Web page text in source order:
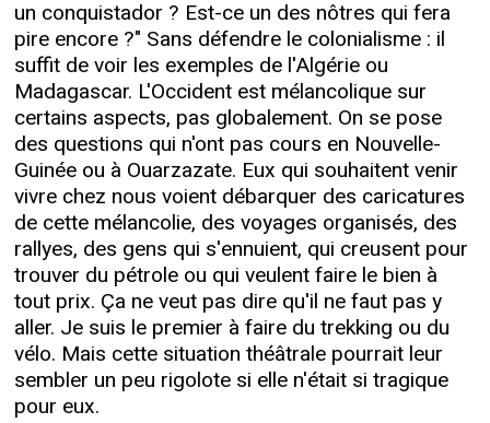
un conquistador ? Est-ce un des nôtres qui fera
pire encore ?" Sans défendre le colonialisme : il
suffit de voir les exemples de l'Algérie ou
Madagascar. L'Occident est mélancolique sur
certains aspects, pas globalement. On se pose
des questions qui n'ont pas cours en Nouvelle-
Guinée ou à Ouarzazate. Eux qui souhaitent venir
vivre chez nous voient débarquer des caricatures
de cette mélancolie, des voyages organisés, des
rallyes, des gens qui s'ennuient, qui creusent pour
trouver du pétrole ou qui veulent faire le bien à
tout prix. Ça ne veut pas dire qu'il ne faut pas y
aller. Je suis le premier à faire du trekking ou du
vélo. Mais cette situation théâtrale pourrait leur
sembler un peu rigolote si elle n'était si tragique
pour eux.